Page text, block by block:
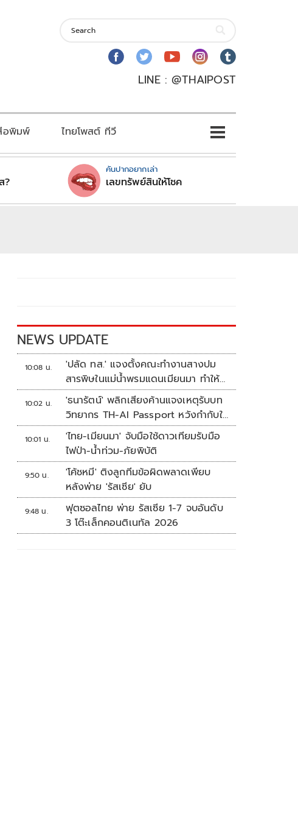
LINE : @THAIPOST
อพิมพ์ ไทยโพสต์ ทีวี
?
คันปากอยากเล่า
เลขทรัพย์สินให้โชค
NEWS UPDATE
10:08 น.
'ปลัด ทส.' แจงตั้งคณะทำงานสางปม
สารพิษในแม่น้ำพรมแดนเมียนมา ทำให้
แก้ปัญหารวดเร็ว
10:02 น.
'ธนารัตน์' พลิกเสียงค้านแจงเหตุรับบท
วิทยากร TH-AI Passport หวังกำกับใช้
งบเหมาะสม ชูจุดเด่นคนไทยได้ใช้ AI
ระดับโปร ลดเหลื่อมล้ำทางเทคโนโลยี
เซฟงบไปกว่า900ล้าน เชื่อหากใช้เต็มที่
เอกชนขาดทุนย่อยยับ
10:01 น.
'ไทย-เมียนมา' จับมือใช้ดาวเทียมรับมือ
ไฟป่า-น้ำท่วม-ภัยพิบัติ
9:50 น.
'โค้ชหมี' ติงลูกทีมข้อผิดพลาดเพียบ
หลังพ่าย 'รัสเซีย' ยับ
9:48 น.
ฟุตซอลไทย พ่าย รัสเซีย 1-7 จบอันดับ
3 โต๊ะเล็กคอนติเนทัล 2026